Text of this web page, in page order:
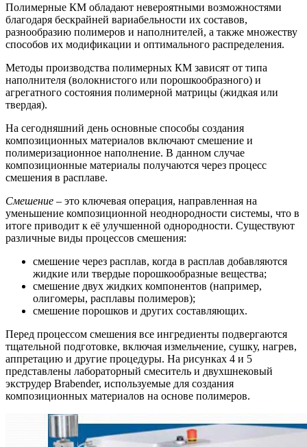
Полимерные КМ обладают невероятными возможностями
благодаря бескрайней вариабельности их составов,
разнообразию полимеров и наполнителей, а также множеству
способов их модификации и оптимального распределения.
Методы производства полимерных КМ зависят от типа
наполнителя (волокнистого или порошкообразного) и
агрегатного состояния полимерной матрицы (жидкая или
твердая).
На сегодняшний день основные способы создания
композиционных материалов включают смешение и
полимеризационное наполнение. В данном случае
композиционные материалы получаются через процесс
смешения в расплаве.
Смешение – это ключевая операция, направленная на
уменьшение композиционной неоднородности системы, что в
итоге приводит к её улучшенной однородности. Существуют
различные виды процессов смешения:
смешение через расплав, когда в расплав добавляются
жидкие или твердые порошкообразные вещества;
смешение двух жидких компонентов (например,
олигомеры, расплавы полимеров);
смешение порошков и других составляющих.
Перед процессом смешения все ингредиенты подвергаются
тщательной подготовке, включая измельчение, сушку, нагрев,
аппретацию и другие процедуры. На рисунках 4 и 5
представлены лабораторный смеситель и двухшнековый
экструдер Brabender, используемые для создания
композиционных материалов на основе полимеров.